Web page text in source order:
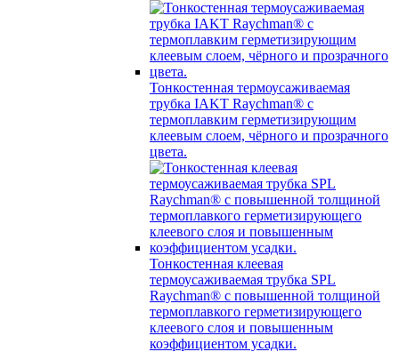
Тонкостенная термоусаживаемая
трубка IAKT Raychman® с
термоплавким герметизирующим
клеевым слоем, чёрного и прозрачного
цвета.
Тонкостенная клеевая
термоусаживаемая трубка SPL
Raychman® с повышенной толщиной
термоплавкого герметизирующего
клеевого слоя и повышенным
коэффициентом усадки.